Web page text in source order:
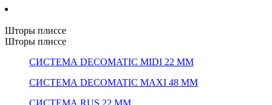
Шторы плиссе
Шторы плиссе
СИСТЕМА DECOMATIC MIDI 22 ММ
СИСТЕМА DECOMATIC MAXI 48 ММ
СИСТЕМА RUS 22 ММ